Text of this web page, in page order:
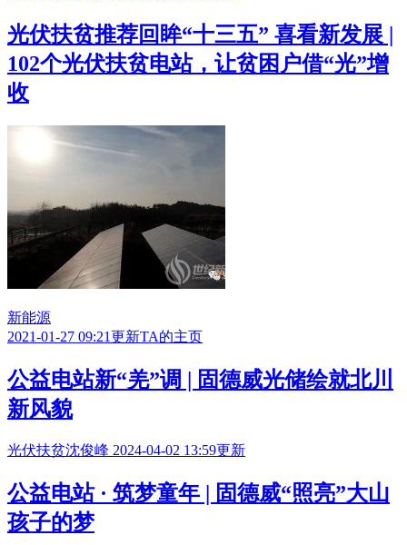
光伏扶贫推荐回眸“十三五” 喜看新发展 |
102个光伏扶贫电站，让贫困户借“光”增
收
新能源
2021-01-27 09:21更新TA的主页
公益电站新“羌”调 | 固德威光储绘就北川
新风貌
光伏扶贫沈俊峰 2024-04-02 13:59更新
公益电站 · 筑梦童年 | 固德威“照亮”大山
孩子的梦